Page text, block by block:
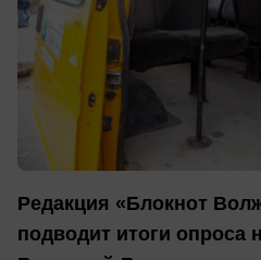
Редакция «Блокнот
подводит итоги опроса